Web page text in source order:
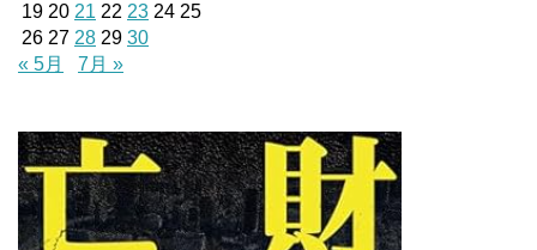
19 20 21 22 23 24 25
26 27 28 29 30
« 5月
7月 »